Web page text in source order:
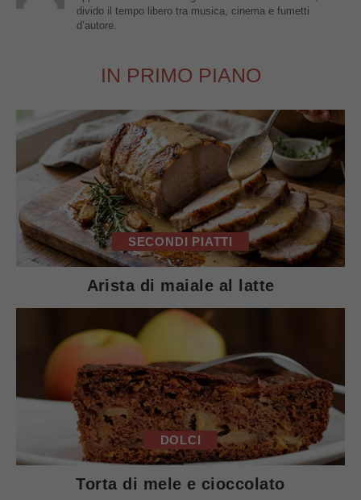
divido il tempo libero tra musica, cinema e fumetti
d’autore.
IN PRIMO PIANO
SECONDI PIATTI
Arista di maiale al latte
DOLCI
Torta di mele e cioccolato